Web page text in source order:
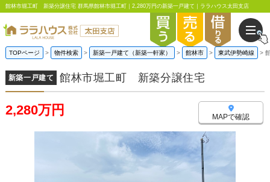
館林市堀工町 新築分譲住宅 群馬県館林市堀工町｜2,280万円の新築一戸建て｜ララハウス太田支店
TOPページ 物件検索 新築一戸建て（新築一軒家） 館林市 東武伊勢崎線
新築一戸建て 館林市堀工町 新築分譲住宅
2,280万円 MAPで確認